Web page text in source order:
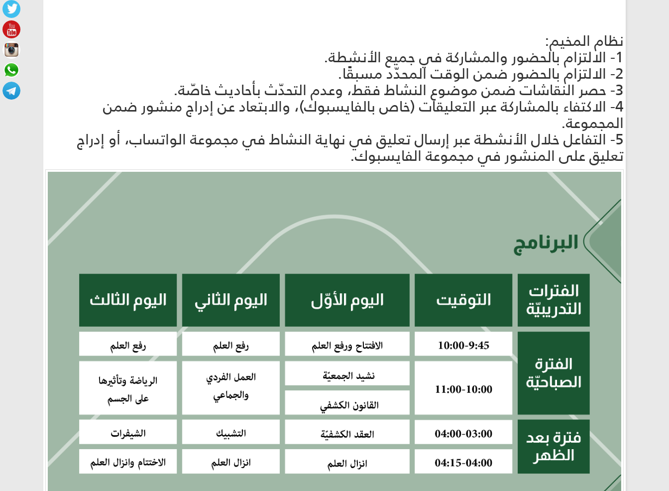
نظام المخيم:
1- الالتزام بالحضور والمشاركة في جميع الأنشطة.
2- الالتزام بالحضور ضمن الوقت المحدّد مسبقًا.
3- حصر النقاشات ضمن موضوع النشاط فقط، وعدم التحدّث بأحاديث خاصّة.
4- الاكتفاء بالمشاركة عبر التعليقات (خاص بالفايسبوك)، والابتعاد عن إدراج منشور ضمن
المجموعة.
5- التفاعل خلال الأنشطة عبر إرسال تعليق في نهاية النشاط في مجموعة الواتساب، أو إدراج
تعليق على المنشور في مجموعة الفايسبوك.